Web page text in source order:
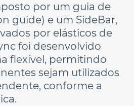
por um guia de
guide) e um SideBar,
por elásticos de
foi desenvolvido
flexível, permitindo
sejam utilizados
conforme a